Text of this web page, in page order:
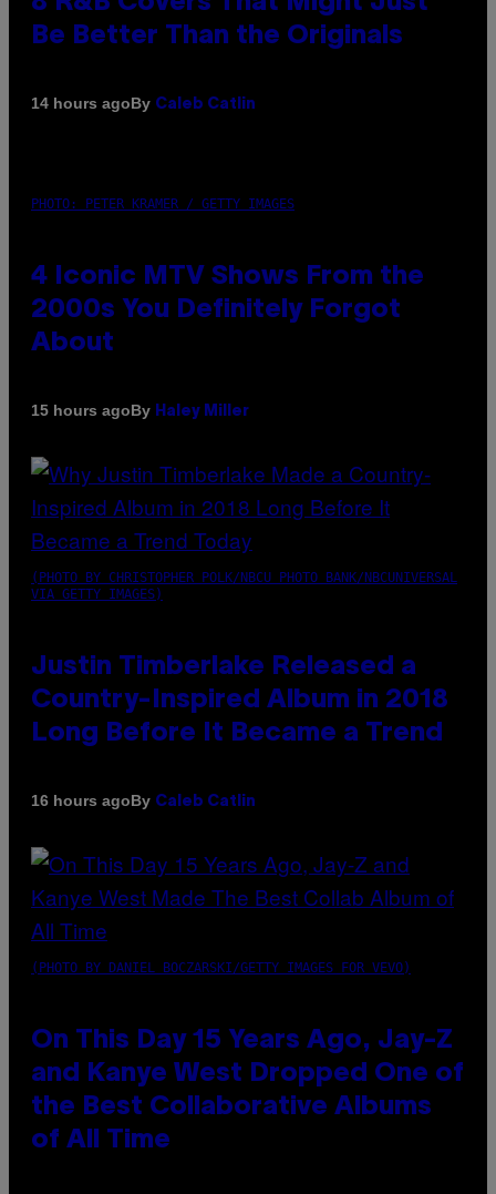
Be Better Than the Originals
14 hours agoBy Caleb Catlin
PHOTO: PETER KRAMER / GETTY IMAGES
4 Iconic MTV Shows From the
2000s You Definitely Forgot
About
15 hours agoBy Haley Miller
(PHOTO BY CHRISTOPHER POLK/NBCU PHOTO BANK/NBCUNIVERSAL
VIA GETTY IMAGES)
Justin Timberlake Released a
Country-Inspired Album in 2018
Long Before It Became a Trend
16 hours agoBy Caleb Catlin
(PHOTO BY DANIEL BOCZARSKI/GETTY IMAGES FOR VEVO)
On This Day 15 Years Ago, Jay-Z
and Kanye West Dropped One of
the Best Collaborative Albums
of All Time